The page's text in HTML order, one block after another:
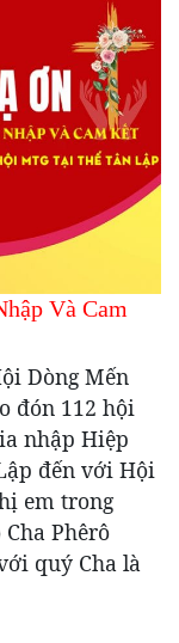
Và Cam
Dòng Mến
đón 112 hội
nhập Hiệp
đến với Hội
em trong
Phêrô
quý Cha là